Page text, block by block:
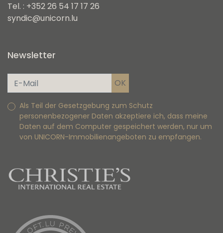
Tel. : +352 26 54 17 17 26
syndic@unicorn.lu
Newsletter
Als Teil der Gesetzgebung zum Schutz
personenbezogener Daten akzeptiere ich, dass meine
Daten auf dem Computer gespeichert werden, nur um
von UNICORN-Immobilienangeboten zu empfangen.